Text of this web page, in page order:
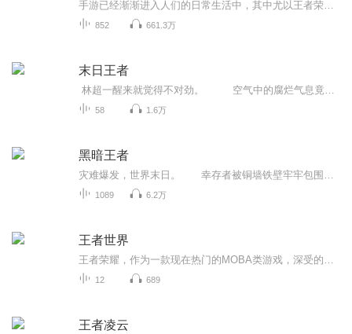
852 661.3万
末日王者
58 1.6万
黑暗王者
1089 6.2万
王者世界
12 689
王者凌云